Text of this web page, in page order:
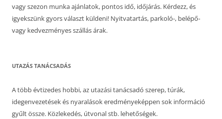
vagy szezon munka ajánlatok, pontos idő, időjárás. Kérdezz, és
igyekszünk gyors választ küldeni! Nyitvatartás, parkoló-, belépő-
vagy kedvezményes szállás árak.
UTAZÁS TANÁCSADÁS
A több évtizedes hobbi, az utazási tanácsadó szerep, túrák,
idegenvezetések és nyaralások eredményeképpen sok információ
gyűlt össze. Közlekedés, útvonal stb. lehetőségek.